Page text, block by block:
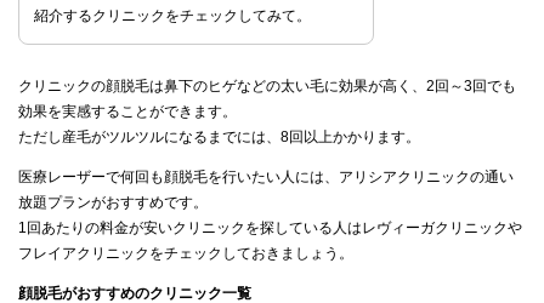
紹介するクリニックをチェックしてみて。
クリニックの顔脱毛は鼻下のヒゲなどの太い毛に効果が高く、2回～3回でも
効果を実感することができます。
ただし産毛がツルツルになるまでには、8回以上かかります。
医療レーザーで何回も顔脱毛を行いたい人には、アリシアクリニックの通い
放題プランがおすすめです。
1回あたりの料金が安いクリニックを探している人はレヴィーガクリニックや
フレイアクリニックをチェックしておきましょう。
顔脱毛がおすすめのクリニック一覧